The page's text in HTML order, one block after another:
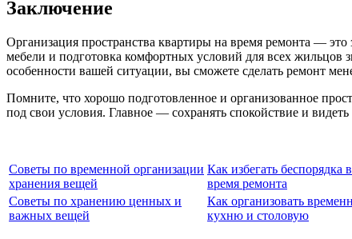
Заключение
Организация пространства квартиры на время ремонта —
мебели и подготовка комфортных условий для всех жильцов
особенности вашей ситуации, вы сможете сделать ремонт
Помните, что хорошо подготовленное и организованное
под свои условия. Главное — сохранять спокойствие и
Советы по временной организации
хранения вещей
Как избегать беспорядка
время ремонта
Советы по хранению ценных и
важных вещей
Как организовать
кухню и столовую